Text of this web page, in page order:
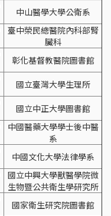
中山醫學大學公衛系
臺中榮民總醫院內科部腎
臟科
彰化基督教醫院圖書館
國立臺灣大學生理所
國立中正大學圖書館
中國醫藥大學學士後中醫
系
中國文化大學法律學系
國立中興大學獸醫學院微
生物暨公共衛生學研究所
國家衛生研究院圖書館